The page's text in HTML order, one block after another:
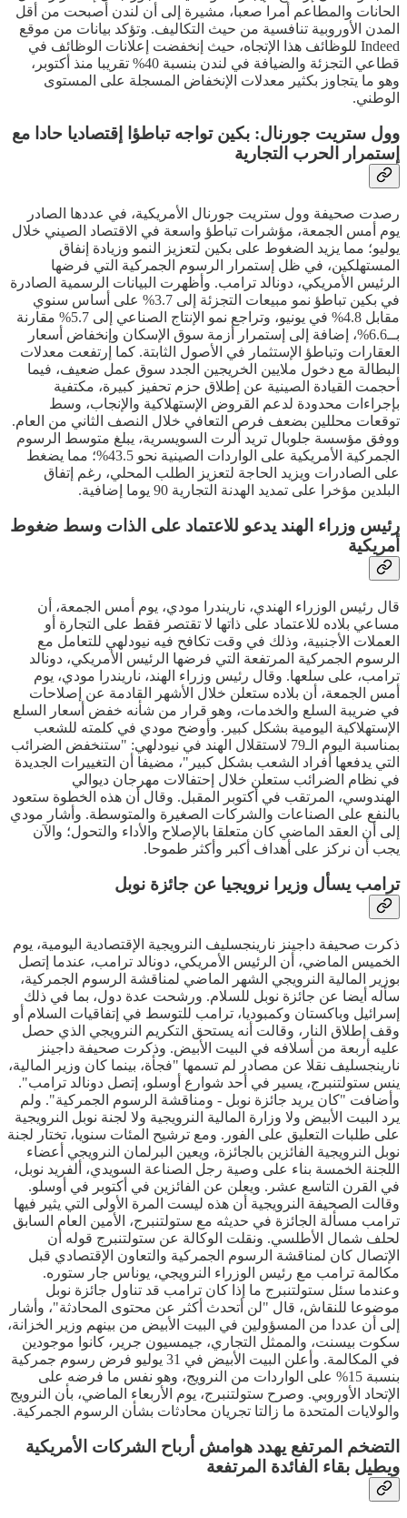
الحانات والمطاعم أمرا صعبا، مشيرة إلى أن لندن أصبحت من أقل
المدن الأوروبية تنافسية من حيث التكاليف. وتؤكد بيانات من موقع
Indeed للوظائف هذا الإتجاه، حيث إنخفضت إعلانات الوظائف في
قطاعي التجزئة والضيافة في لندن بنسبة 40% تقريبا منذ أكتوبر،
وهو ما يتجاوز بكثير معدلات الإنخفاض المسجلة على المستوى
الوطني.
وول ستريت جورنال: بكين تواجه تباطؤا إقتصاديا حادا مع
إستمرار الحرب التجارية
رصدت صحيفة وول ستريت جورنال الأمريكية، في عددها الصادر
يوم أمس الجمعة، مؤشرات تباطؤ واسعة في الاقتصاد الصيني خلال
يوليو؛ مما يزيد الضغوط على بكين لتعزيز النمو وزيادة إنفاق
المستهلكين، في ظل إستمرار الرسوم الجمركية التي فرضها
الرئيس الأمريكي، دونالد ترامب. وأظهرت البيانات الرسمية الصادرة
في بكين تباطؤ نمو مبيعات التجزئة إلى 3.7% على أساس سنوي
مقابل 4.8% في يونيو، وتراجع نمو الإنتاج الصناعي إلى 5.7% مقارنة
بــ6.6%، إضافة إلى إستمرار أزمة سوق الإسكان وإنخفاض أسعار
العقارات وتباطؤ الإستثمار في الأصول الثابتة. كما إرتفعت معدلات
البطالة مع دخول ملايين الخريجين الجدد سوق عمل ضعيف، فيما
أحجمت القيادة الصينية عن إطلاق حزم تحفيز كبيرة، مكتفية
بإجراءات محدودة لدعم القروض الإستهلاكية والإنجاب، وسط
توقعات محللين بضعف فرص التعافي خلال النصف الثاني من العام.
ووفق مؤسسة جلوبال تريد ألرت السويسرية، يبلغ متوسط الرسوم
الجمركية الأمريكية على الواردات الصينية نحو 43.5%؛ مما يضغط
على الصادرات ويزيد الحاجة لتعزيز الطلب المحلي، رغم إتفاق
البلدين مؤخرا على تمديد الهدنة التجارية 90 يوما إضافية.
رئيس وزراء الهند يدعو للاعتماد على الذات وسط ضغوط
أمريكية
قال رئيس الوزراء الهندي، ناريندرا مودي، يوم أمس الجمعة، أن
مساعي بلاده للاعتماد على ذاتها لا تقتصر فقط على التجارة أو
العملات الأجنبية، وذلك في وقت تكافح فيه نيودلهي للتعامل مع
الرسوم الجمركية المرتفعة التي فرضها الرئيس الأمريكي، دونالد
ترامب، على سلعها. وقال رئيس وزراء الهند، ناريندرا مودي، يوم
أمس الجمعة، أن بلاده ستعلن خلال الأشهر القادمة عن إصلاحات
في ضريبة السلع والخدمات، وهو قرار من شأنه خفض أسعار السلع
الإستهلاكية اليومية بشكل كبير. وأوضح مودي في كلمته للشعب
بمناسبة اليوم الـ79 لاستقلال الهند في نيودلهي: "ستنخفض الضرائب
التي يدفعها أفراد الشعب بشكل كبير"، مضيفا أن التغييرات الجديدة
في نظام الضرائب ستعلن خلال إحتفالات مهرجان ديوالي
الهندوسي، المرتقب في أكتوبر المقبل. وقال أن هذه الخطوة ستعود
بالنفع على الصناعات والشركات الصغيرة والمتوسطة. وأشار مودي
إلى أن العقد الماضي كان متعلقا بالإصلاح والأداء والتحول؛ والآن
يجب أن نركز على أهداف أكبر وأكثر طموحا.
ترامب يسأل وزيرا نرويجيا عن جائزة نوبل
ذكرت صحيفة داجينز نارينجسليف النرويجية الإقتصادية اليومية، يوم
الخميس الماضي، أن الرئيس الأمريكي، دونالد ترامب، عندما إتصل
بوزير المالية النرويجي الشهر الماضي لمناقشة الرسوم الجمركية،
سأله أيضا عن جائزة نوبل للسلام. ورشحت عدة دول، بما في ذلك
إسرائيل وباكستان وكمبوديا، ترامب للتوسط في إتفاقيات السلام أو
وقف إطلاق النار، وقالت أنه يستحق التكريم النرويجي الذي حصل
عليه أربعة من أسلافه في البيت الأبيض. وذكرت صحيفة داجينز
نارينجسليف نقلا عن مصادر لم تسمها "فجأة، بينما كان وزير المالية،
ينس ستولتنبرج، يسير في أحد شوارع أوسلو، إتصل دونالد ترامب".
وأضافت "كان يريد جائزة نوبل - ومناقشة الرسوم الجمركية". ولم
يرد البيت الأبيض ولا وزارة المالية النرويجية ولا لجنة نوبل النرويجية
على طلبات التعليق على الفور. ومع ترشيح المئات سنويا، تختار لجنة
نوبل النرويجية الفائزين بالجائزة، ويعين البرلمان النرويجي أعضاء
اللجنة الخمسة بناء على وصية رجل الصناعة السويدي، ألفريد نوبل،
في القرن التاسع عشر. ويعلن عن الفائزين في أكتوبر في أوسلو.
وقالت الصحيفة النرويجية أن هذه ليست المرة الأولى التي يثير فيها
ترامب مسألة الجائزة في حديثه مع ستولتنبرج، الأمين العام السابق
لحلف شمال الأطلسي. ونقلت الوكالة عن ستولتنبرج قوله أن
الإتصال كان لمناقشة الرسوم الجمركية والتعاون الإقتصادي قبل
مكالمة ترامب مع رئيس الوزراء النرويجي، يوناس جار ستوره.
وعندما سئل ستولتنبرج ما إذا كان ترامب قد تناول جائزة نوبل
موضوعا للنقاش، قال "لن أتحدث أكثر عن محتوى المحادثة"، وأشار
إلى أن عددا من المسؤولين في البيت الأبيض من بينهم وزير الخزانة،
سكوت بيسنت، والممثل التجاري، جيمسيون جرير، كانوا موجودين
في المكالمة. وأعلن البيت الأبيض في 31 يوليو فرض رسوم جمركية
بنسبة 15% على الواردات من النرويج، وهو نفس ما فرضه على
الإتحاد الأوروبي. وصرح ستولتنبرج، يوم الأربعاء الماضي، بأن النرويج
والولايات المتحدة ما زالتا تجريان محادثات بشأن الرسوم الجمركية.
التضخم المرتفع يهدد هوامش أرباح الشركات الأمريكية
ويطيل بقاء الفائدة المرتفعة